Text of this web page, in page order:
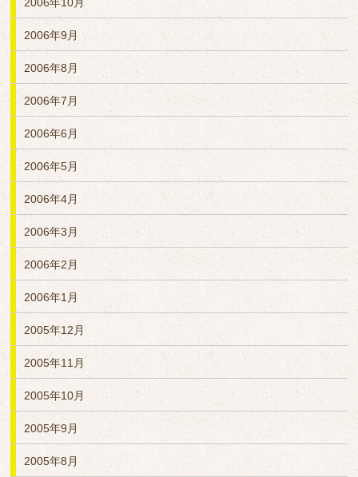
2006年9月
2006年8月
2006年7月
2006年6月
2006年5月
2006年4月
2006年3月
2006年2月
2006年1月
2005年12月
2005年11月
2005年10月
2005年9月
2005年8月